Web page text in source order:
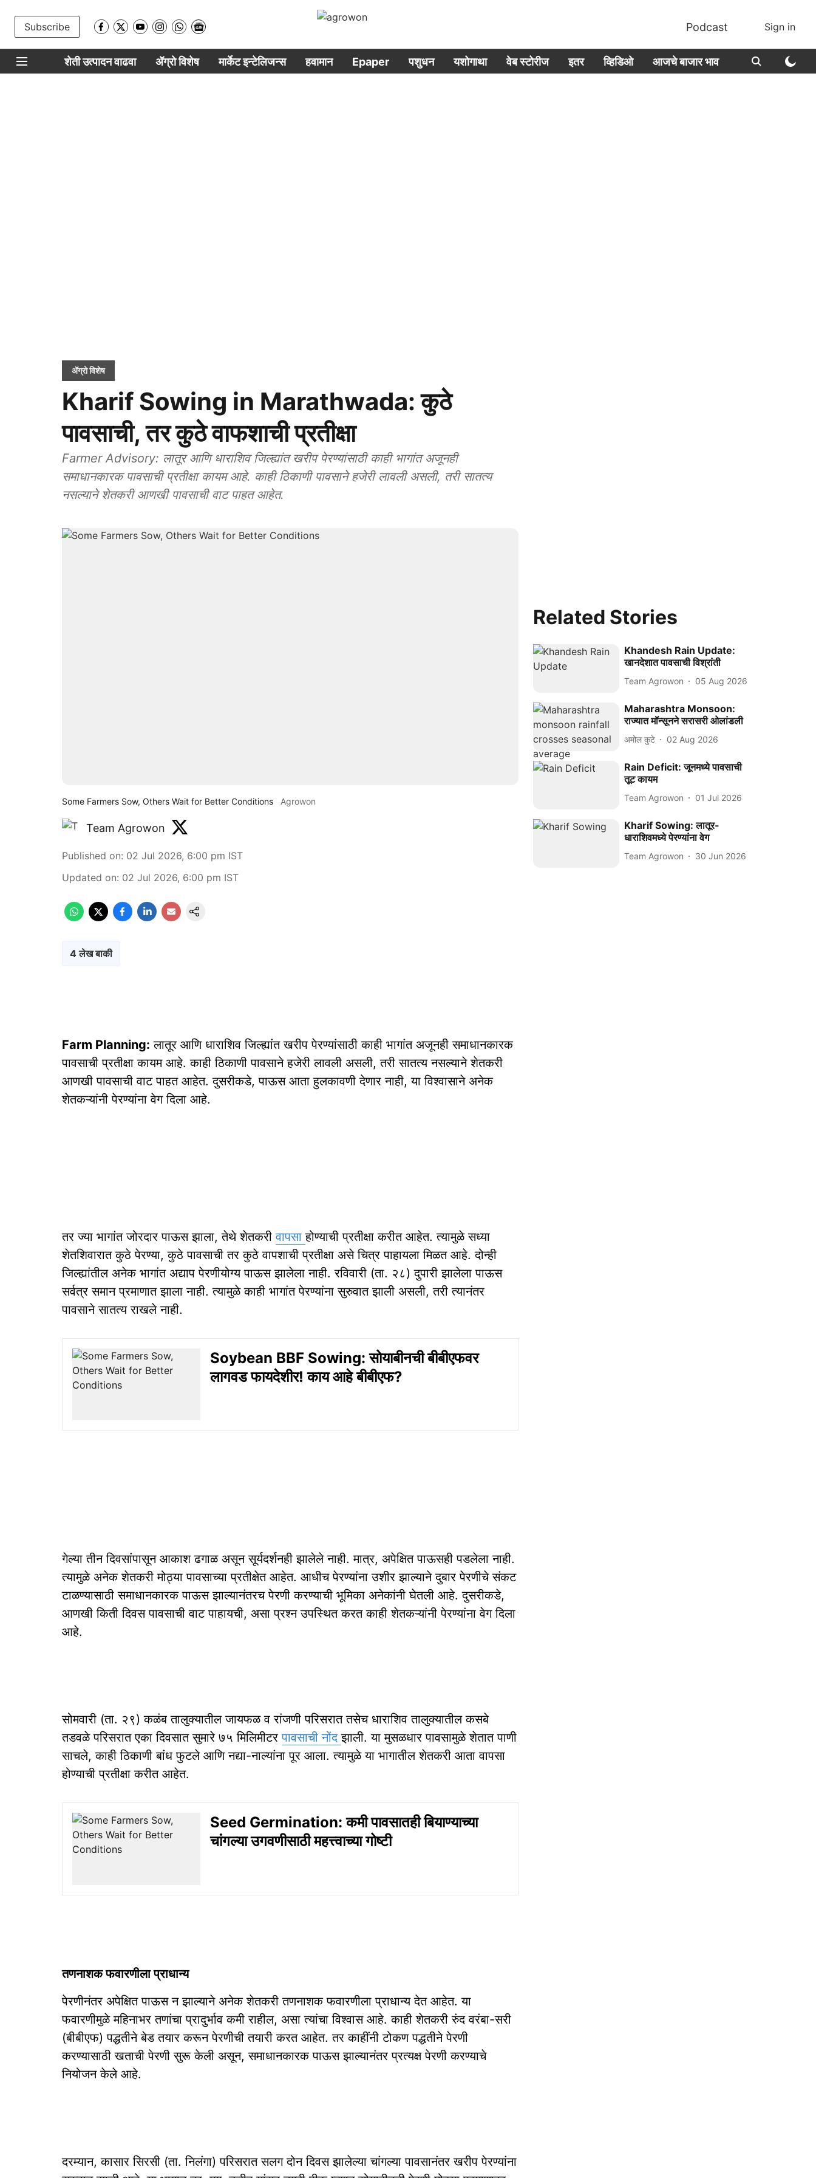
Subscribe Podcast Sign in
शेती उत्पादन वाढवा ॲग्रो विशेष मार्केट इन्टेलिजन्स हवामान Epaper पशुधन यशोगाथा वेब स्टोरीज इतर व्हिडिओ आजचे बाजार भाव
ॲग्रो विशेष
Kharif Sowing in Marathwada: कुठे
पावसाची, तर कुठे वाफशाची प्रतीक्षा
Farmer Advisory: लातूर आणि धाराशिव जिल्ह्यांत खरीप पेरण्यांसाठी काही भागांत अजूनही
समाधानकारक पावसाची प्रतीक्षा कायम आहे. काही ठिकाणी पावसाने हजेरी लावली असली, तरी सातत्य
नसल्याने शेतकरी आणखी पावसाची वाट पाहत आहेत.
Some Farmers Sow, Others Wait for Better Conditions Agrowon
Team Agrowon
Published on: 02 Jul 2026, 6:00 pm IST
Updated on: 02 Jul 2026, 6:00 pm IST
4 लेख बाकी
Farm Planning: लातूर आणि धाराशिव जिल्ह्यांत खरीप पेरण्यांसाठी काही भागांत अजूनही समाधानकारक
पावसाची प्रतीक्षा कायम आहे. काही ठिकाणी पावसाने हजेरी लावली असली, तरी सातत्य नसल्याने शेतकरी
आणखी पावसाची वाट पाहत आहेत. दुसरीकडे, पाऊस आता हुलकावणी देणार नाही, या विश्वासाने अनेक
शेतकऱ्यांनी पेरण्यांना वेग दिला आहे.
तर ज्या भागांत जोरदार पाऊस झाला, तेथे शेतकरीवापसाहोण्याची प्रतीक्षा करीत आहेत. त्यामुळे सध्या
शेतशिवारात कुठे पेरण्या, कुठे पावसाची तर कुठे वापशाची प्रतीक्षा असे चित्र पाहायला मिळत आहे. दोन्ही
जिल्ह्यांतील अनेक भागांत अद्याप पेरणीयोग्य पाऊस झालेला नाही. रविवारी (ता. २८) दुपारी झालेला पाऊस
सर्वत्र समान प्रमाणात झाला नाही. त्यामुळे काही भागांत पेरण्यांना सुरुवात झाली असली, तरी त्यानंतर
पावसाने सातत्य राखले नाही.
Soybean BBF Sowing: सोयाबीनची बीबीएफवर
लागवड फायदेशीर! काय आहे बीबीएफ?
गेल्या तीन दिवसांपासून आकाश ढगाळ असून सूर्यदर्शनही झालेले नाही. मात्र, अपेक्षित पाऊसही पडलेला नाही.
त्यामुळे अनेक शेतकरी मोठ्या पावसाच्या प्रतीक्षेत आहेत. आधीच पेरण्यांना उशीर झाल्याने दुबार पेरणीचे संकट
टाळण्यासाठी समाधानकारक पाऊस झाल्यानंतरच पेरणी करण्याची भूमिका अनेकांनी घेतली आहे. दुसरीकडे,
आणखी किती दिवस पावसाची वाट पाहायची, असा प्रश्न उपस्थित करत काही शेतकऱ्यांनी पेरण्यांना वेग दिला
आहे.
सोमवारी (ता. २९) कळंब तालुक्यातील जायफळ व रांजणी परिसरात तसेच धाराशिव तालुक्यातील कसबे
तडवळे परिसरात एका दिवसात सुमारे ७५ मिलिमीटरपावसाची नोंदझाली. या मुसळधार पावसामुळे शेतात पाणी
साचले, काही ठिकाणी बांध फुटले आणि नद्या-नाल्यांना पूर आला. त्यामुळे या भागातील शेतकरी आता वापसा
होण्याची प्रतीक्षा करीत आहेत.
Seed Germination: कमी पावसातही बियाण्याच्या
चांगल्या उगवणीसाठी महत्त्वाच्या गोष्टी
तणनाशक फवारणीला प्राधान्य
पेरणीनंतर अपेक्षित पाऊस न झाल्याने अनेक शेतकरी तणनाशक फवारणीला प्राधान्य देत आहेत. या
फवारणीमुळे महिनाभर तणांचा प्रादुर्भाव कमी राहील, असा त्यांचा विश्वास आहे. काही शेतकरी रुंद वरंबा-सरी
(बीबीएफ) पद्धतीने बेड तयार करून पेरणीची तयारी करत आहेत. तर काहींनी टोकण पद्धतीने पेरणी
करण्यासाठी खताची पेरणी सुरू केली असून, समाधानकारक पाऊस झाल्यानंतर प्रत्यक्ष पेरणी करण्याचे
नियोजन केले आहे.
दरम्यान, कासार सिरसी (ता. निलंगा) परिसरात सलग दोन दिवस झालेल्या चांगल्या पावसानंतर खरीप पेरण्यांना
Related Stories
Khandesh Rain Update:
खानदेशात पावसाची विश्रांती
Team Agrowon 05 Aug 2026
Maharashtra Monsoon:
राज्यात मॉन्सूनने सरासरी ओलांडली
अमोल कुटे 02 Aug 2026
Rain Deficit: जूनमध्ये पावसाची
तूट कायम
Team Agrowon 01 Jul 2026
Kharif Sowing: लातूर-
धाराशिवमध्ये पेरण्यांना वेग
Team Agrowon 30 Jun 2026